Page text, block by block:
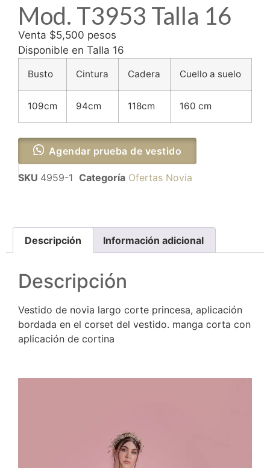
Mod. T3953 Talla 16
Venta $5,500 pesos
Disponible en Talla 16
Busto Cintura Cadera Cuello a suelo
109cm 94cm 118cm 160 cm
Agendar prueba de vestido
SKU 4959-1 Categoría Ofertas Novia
Descripción Información adicional
Descripción
Vestido de novia largo corte princesa, aplicación
bordada en el corset del vestido. manga corta con
aplicación de cortina